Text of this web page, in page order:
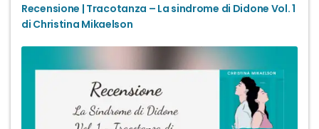
Recensione | Tracotanza – La sindrome di Didone Vol. 1
di Christina Mikaelson